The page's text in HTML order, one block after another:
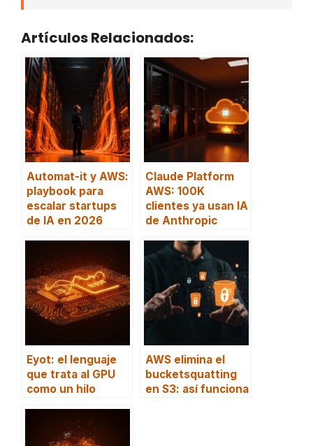
Artículos Relacionados:
Automat-it y AWS:
playbook para
escalar startups
de IA en 2026
Claude Platform
AWS: 100K
clientes ya usan IA
de Anthropic
Eyot: el lenguaje
que trata al GPU
como un hilo
AWS elimina el
bucketsquatting
en S3: así funciona